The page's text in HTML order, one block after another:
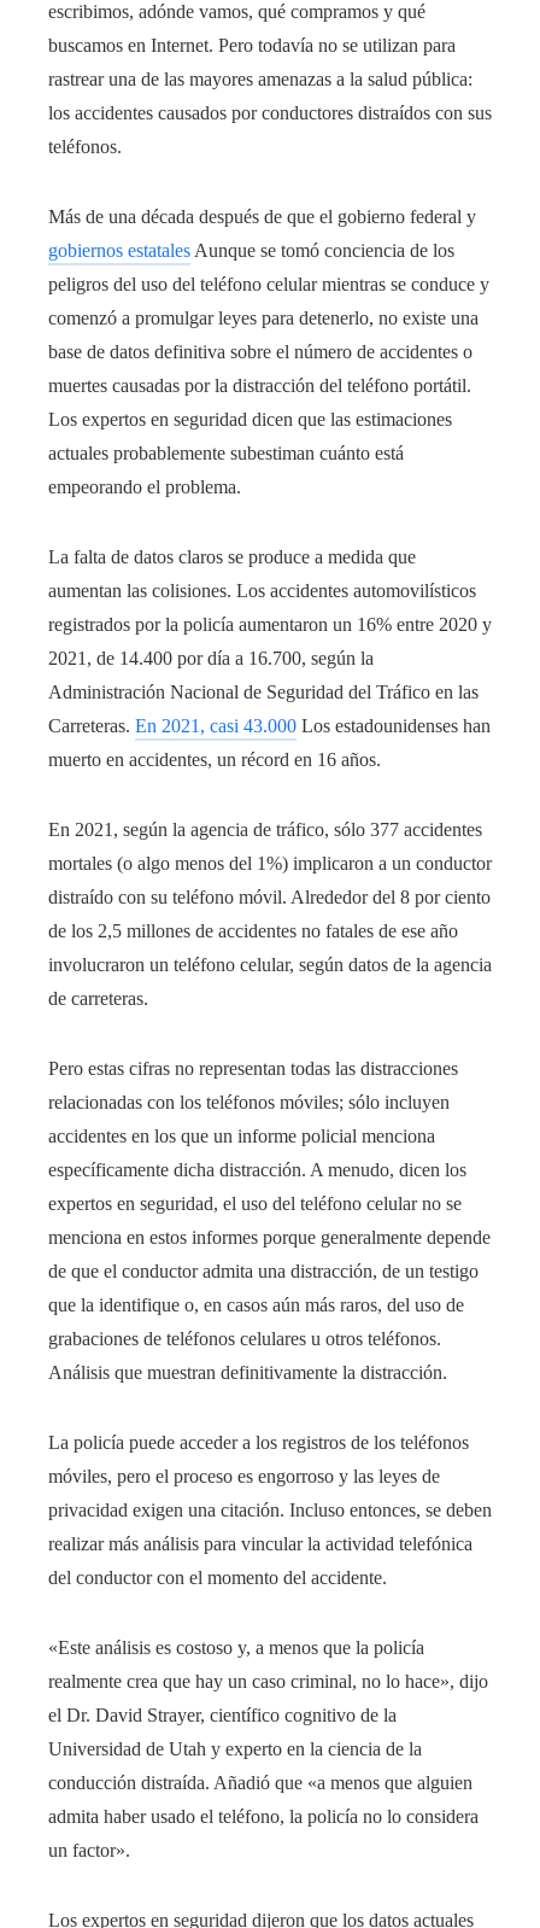
escribimos, adónde vamos, qué compramos y qué
buscamos en Internet. Pero todavía no se utilizan para
rastrear una de las mayores amenazas a la salud pública:
los accidentes causados ​​por conductores distraídos con sus
teléfonos.
Más de una década después de que el gobierno federal y
gobiernos estatales Aunque se tomó conciencia de los
peligros del uso del teléfono celular mientras se conduce y
comenzó a promulgar leyes para detenerlo, no existe una
base de datos definitiva sobre el número de accidentes o
muertes causadas por la distracción del teléfono portátil.
Los expertos en seguridad dicen que las estimaciones
actuales probablemente subestiman cuánto está
empeorando el problema.
La falta de datos claros se produce a medida que
aumentan las colisiones. Los accidentes automovilísticos
registrados por la policía aumentaron un 16% entre 2020 y
2021, de 14.400 por día a 16.700, según la
Administración Nacional de Seguridad del Tráfico en las
Carreteras. En 2021, casi 43.000 Los estadounidenses han
muerto en accidentes, un récord en 16 años.
En 2021, según la agencia de tráfico, sólo 377 accidentes
mortales (o algo menos del 1%) implicaron a un conductor
distraído con su teléfono móvil. Alrededor del 8 por ciento
de los 2,5 millones de accidentes no fatales de ese año
involucraron un teléfono celular, según datos de la agencia
de carreteras.
Pero estas cifras no representan todas las distracciones
relacionadas con los teléfonos móviles; sólo incluyen
accidentes en los que un informe policial menciona
específicamente dicha distracción. A menudo, dicen los
expertos en seguridad, el uso del teléfono celular no se
menciona en estos informes porque generalmente depende
de que el conductor admita una distracción, de un testigo
que la identifique o, en casos aún más raros, del uso de
grabaciones de teléfonos celulares u otros teléfonos.
Análisis que muestran definitivamente la distracción.
La policía puede acceder a los registros de los teléfonos
móviles, pero el proceso es engorroso y las leyes de
privacidad exigen una citación. Incluso entonces, se deben
realizar más análisis para vincular la actividad telefónica
del conductor con el momento del accidente.
«Este análisis es costoso y, a menos que la policía
realmente crea que hay un caso criminal, no lo hace», dijo
el Dr. David Strayer, científico cognitivo de la
Universidad de Utah y experto en la ciencia de la
conducción distraída. Añadió que «a menos que alguien
admita haber usado el teléfono, la policía no lo considera
un factor».
Los expertos en seguridad dijeron que los datos actuales